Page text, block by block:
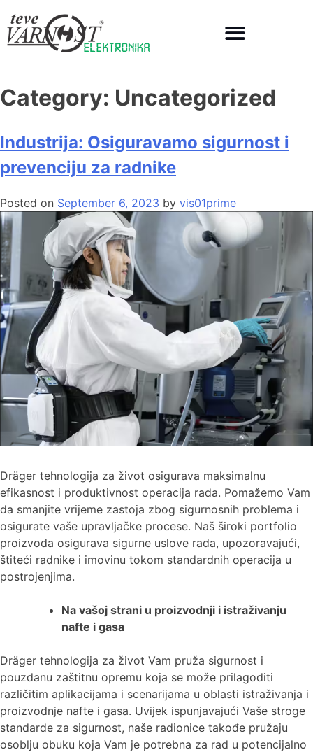
Category: Uncategorized
Industrija: Osiguravamo sigurnost i
prevenciju za radnike
Posted on September 6, 2023 by vis01prime
Dräger tehnologija za život osigurava maksimalnu
efikasnost i produktivnost operacija rada. Pomažemo Vam
da smanjite vrijeme zastoja zbog sigurnosnih problema i
osigurate vaše upravljačke procese. Naš široki portfolio
proizvoda osigurava sigurne uslove rada, upozoravajući,
štiteći radnike i imovinu tokom standardnih operacija u
postrojenjima.
Na vašoj strani u proizvodnji i istraživanju
nafte i gasa
Dräger tehnologija za život Vam pruža sigurnost i
pouzdanu zaštitnu opremu koja se može prilagoditi
različitim aplikacijama i scenarijama u oblasti istraživanja i
proizvodnje nafte i gasa. Uvijek ispunjavajući Vaše stroge
standarde za sigurnost, naše radionice takođe pružaju
osoblju obuku koja Vam je potrebna za rad u potencijalno